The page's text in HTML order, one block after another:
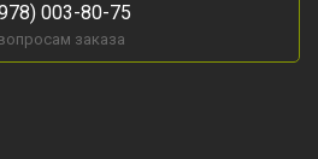
003-80-75
заказа